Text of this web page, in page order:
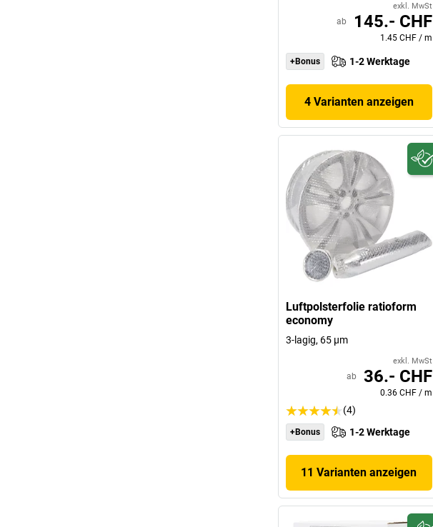
exkl. MwSt
ab 145.- CHF
1.45 CHF /m
+Bonus 1-2 Werktage
4 Varianten anzeigen
Luftpolsterfolie ratioform
economy
3-lagig, 65 µm
exkl. MwSt
ab 36.- CHF
0.36 CHF /m
(4)
+Bonus 1-2 Werktage
11 Varianten anzeigen